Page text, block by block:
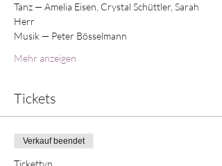
Tanz — Amelia Eisen, Crystal Schüttler, Sarah
Herr
Musik — Peter Bösselmann
Mehr anzeigen
Tickets
Verkauf beendet
Tickettyp